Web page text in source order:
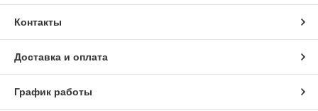
Контакты
Доставка и оплата
График работы